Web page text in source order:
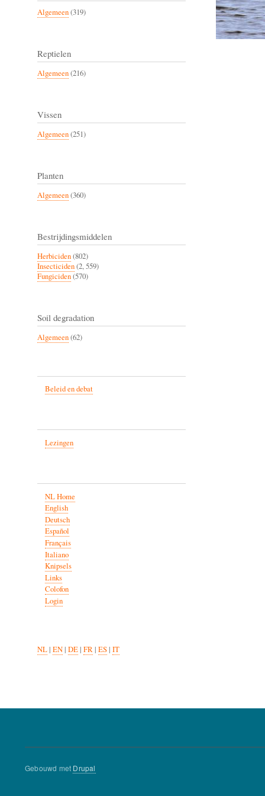
Algemeen(319)
Reptielen
Algemeen(216)
Vissen
Algemeen(251)
Planten
Algemeen(360)
Bestrijdingsmiddelen
Herbiciden(802)
Insecticiden(2, 559)
Fungiciden(570)
Soil degradation
Algemeen(62)
Beleid en debat
Lezingen
NL Home
English
Deutsch
Español
Français
Italiano
Knipsels
Links
Colofon
Login
NL| EN| DE| FR| ES| IT
Gebouwd met Drupal